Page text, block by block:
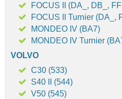
FOCUS II (DA_, DB_,
FOCUS II Turnier (DA_,
MONDEO IV (BA7)
MONDEO IV Turnier
VOLVO
C30 (533)
S40 II (544)
V50 (545)